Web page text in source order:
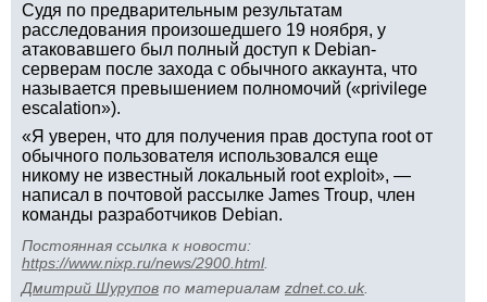
Судя по предварительным результатам
расследования произошедшего 19 ноября, у
атаковавшего был полный доступ к Debian-
серверам после захода с обычного аккаунта, что
называется превышением полномочий («privilege
escalation»).
«Я уверен, что для получения прав доступа root от
обычного пользователя использовался еще
никому не известный локальный root exploit», —
написал в почтовой рассылке James Troup, член
команды разработчиков Debian.
Постоянная ссылка к новости:
https://www.nixp.ru/news/2900.html.
Дмитрий Шурупов по материалам zdnet.co.uk